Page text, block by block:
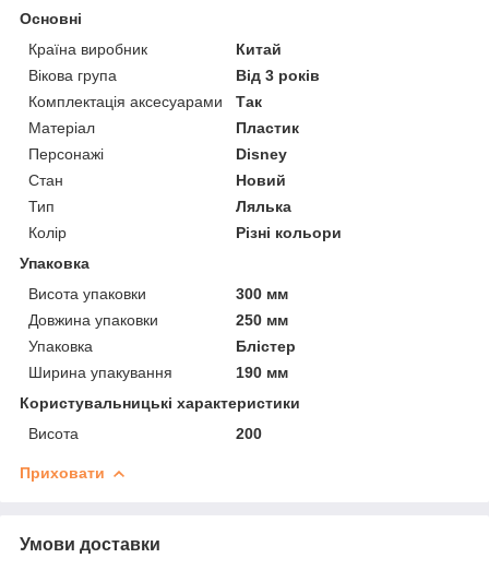
Основні
Країна виробник
Китай
Вікова група
Від 3 років
Комплектація аксесуарами
Так
Матеріал
Пластик
Персонажі
Disney
Стан
Новий
Тип
Лялька
Колір
Різні кольори
Упаковка
Висота упаковки
300 мм
Довжина упаковки
250 мм
Упаковка
Блістер
Ширина упакування
190 мм
Користувальницькі характеристики
Висота
200
Приховати
Умови доставки